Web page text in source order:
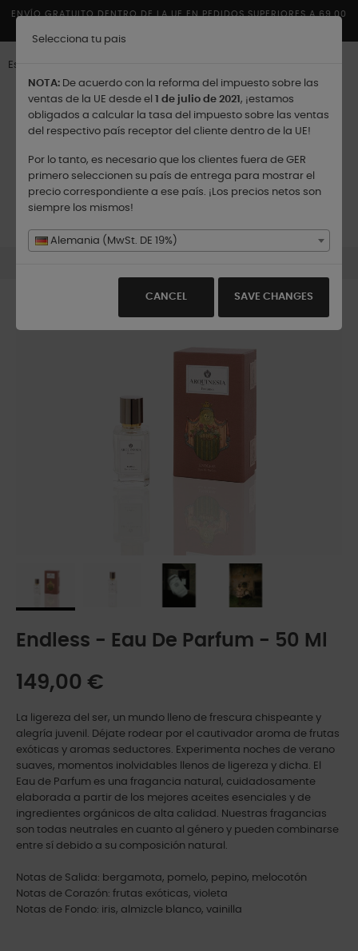
Selecciona tu pais
NOTA: De acuerdo con la reforma del impuesto sobre las
ventas de la UE desde el 1 de julio de 2021 , ¡estamos
obligados a calcular la tasa del impuesto sobre las ventas
del respectivo país receptor del cliente dentro de la UE!
Por lo tanto, es necesario que los clientes fuera de GER
primero seleccionen su país de entrega para mostrar el
precio correspondiente a ese país. ¡Los precios netos son
siempre los mismos!
Alemania (MwSt. DE 19%)
CANCEL SAVE CHANGES
ENVÍO GRATUITO DENTRO DE LA UE EN PEDIDOS SUPERIORES A 69,00
Español
Enviar a:
Navegación
de
palanca
☰
Endless - Eau De Parfum - 50 Ml
149,00 €
La ligereza del ser, un mundo lleno de frescura chispeante y
alegría juvenil. Déjate rodear por el cautivador aroma de frutas
exóticas y aromas seductores. Experimenta noches de verano
suaves, momentos inolvidables llenos de ligereza y dicha. El
Eau de Parfum es una fragancia natural, cuidadosamente
elaborada a partir de los mejores aceites esenciales y de
ingredientes orgánicos de alta calidad. Nuestras fragancias
son todas neutrales en cuanto al género y pueden combinarse
entre sí debido a su composición natural.
Notas de Salida: bergamota, pomelo, pepino, melocotón
Notas de Corazón: frutas exóticas, violeta
Notas de Fondo: iris, almizcle blanco, vainilla